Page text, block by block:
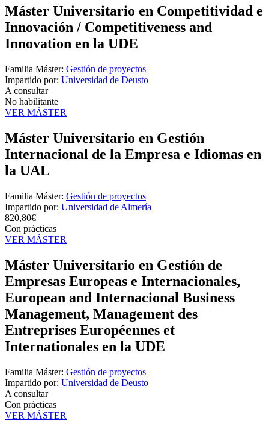
Máster Universitario en Competitividad e
Innovación / Competitiveness and
Innovation en la UDE
Familia Máster: Gestión de proyectos
Impartido por: Universidad de Deusto
A consultar
No habilitante
VER MÁSTER
Máster Universitario en Gestión
Internacional de la Empresa e Idiomas en
la UAL
Familia Máster: Gestión de proyectos
Impartido por: Universidad de Almería
820,80€
Con prácticas
VER MÁSTER
Máster Universitario en Gestión de
Empresas Europeas e Internacionales,
European and Internacional Business
Management, Management des
Entreprises Européennes et
Internationales en la UDE
Familia Máster: Gestión de proyectos
Impartido por: Universidad de Deusto
A consultar
Con prácticas
VER MÁSTER